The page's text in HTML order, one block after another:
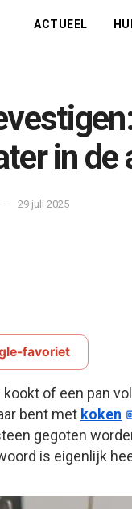
ACTUEEL
in
29 juli 2025
favoriet
kookt of een pan
bent met koken
gegoten
is eigenlijk